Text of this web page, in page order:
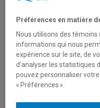
universitaire renouvelée à
d’inspiration, de
bibliothèque contient des
notre capacité à en
ludique met à
bibliothéconomie actuelle
ces dernières avec
engageantes, novatrices
Préférences en matière
Nous utilisons des
informations qui nous
expérience sur le site, de
d’analyser les statistiques
pouvez personnaliser
« Préférences ».